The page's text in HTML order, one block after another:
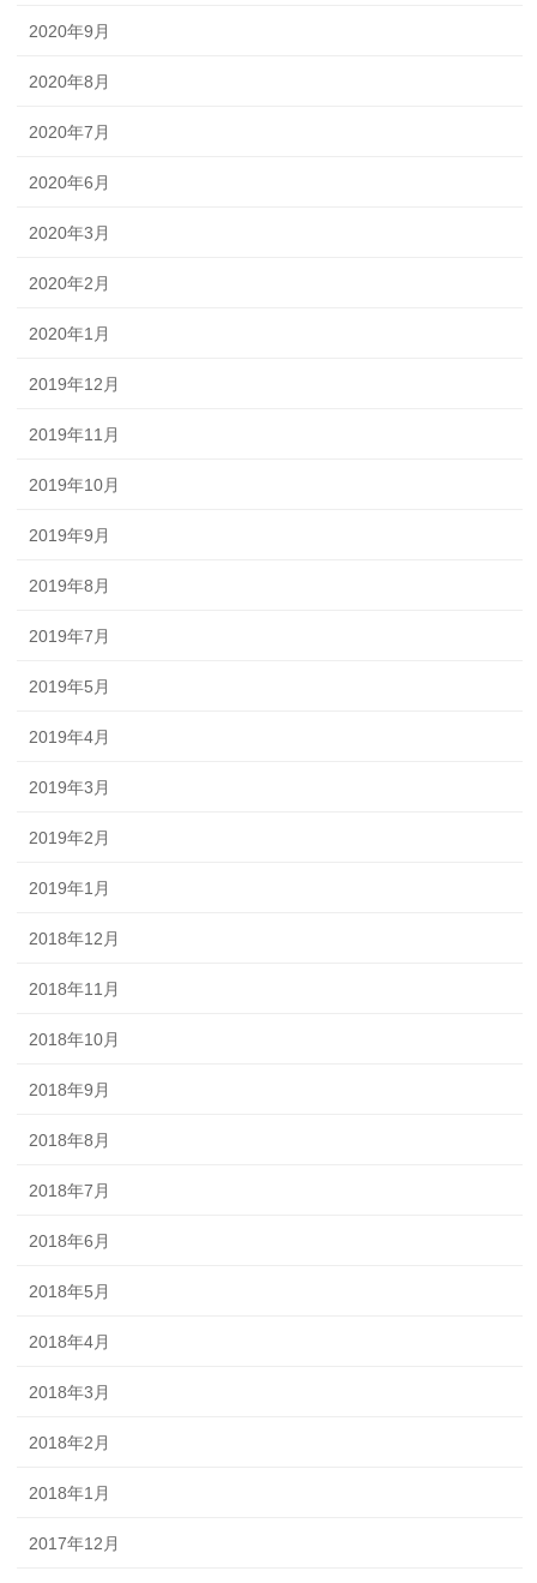
2020年9月
2020年8月
2020年7月
2020年6月
2020年3月
2020年2月
2020年1月
2019年12月
2019年11月
2019年10月
2019年9月
2019年8月
2019年7月
2019年5月
2019年4月
2019年3月
2019年2月
2019年1月
2018年12月
2018年11月
2018年10月
2018年9月
2018年8月
2018年7月
2018年6月
2018年5月
2018年4月
2018年3月
2018年2月
2018年1月
2017年12月